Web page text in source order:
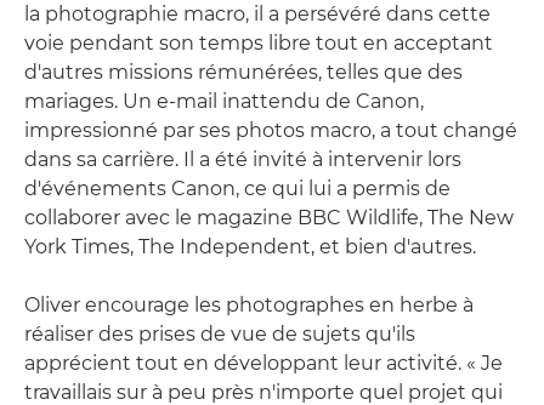
la photographie macro, il a persévéré dans cette
voie pendant son temps libre tout en acceptant
d'autres missions rémunérées, telles que des
mariages. Un e-mail inattendu de Canon,
impressionné par ses photos macro, a tout changé
dans sa carrière. Il a été invité à intervenir lors
d'événements Canon, ce qui lui a permis de
collaborer avec le magazine BBC Wildlife, The New
York Times, The Independent, et bien d'autres.
Oliver encourage les photographes en herbe à
réaliser des prises de vue de sujets qu'ils
apprécient tout en développant leur activité. « Je
travaillais sur à peu près n'importe quel projet qui